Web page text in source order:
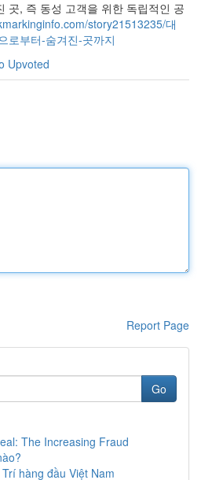
곳, 즉 동성 고객을 위한 독립적인 공
story21513235/대
로부터-숨겨진-곳까지
Upvoted
Report Page
Go
The Increasing Fraud
hàng đầu Việt Nam